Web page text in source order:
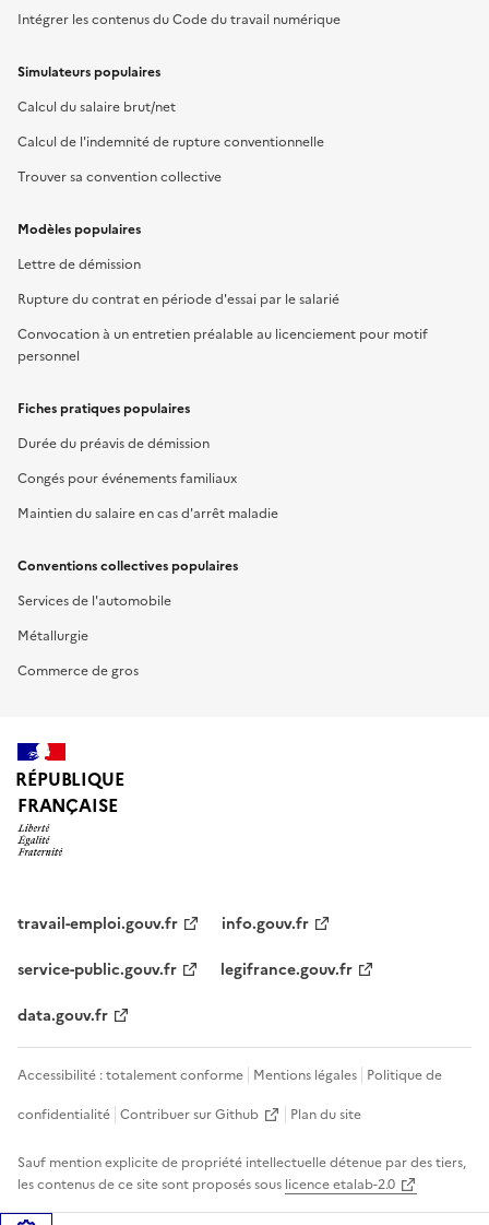
Intégrer les contenus du Code du travail numérique
Simulateurs populaires
Calcul du salaire brut/net
Calcul de l'indemnité de rupture conventionnelle
Trouver sa convention collective
Modèles populaires
Lettre de démission
Rupture du contrat en période d'essai par le salarié
Convocation à un entretien préalable au licenciement pour motif
personnel
Fiches pratiques populaires
Durée du préavis de démission
Congés pour événements familiaux
Maintien du salaire en cas d'arrêt maladie
Conventions collectives populaires
Services de l'automobile
Métallurgie
Commerce de gros
RÉPUBLIQUE
FRANÇAISE
travail-emploi.gouv.fr
info.gouv.fr
service-public.gouv.fr
legifrance.gouv.fr
data.gouv.fr
Accessibilité : totalement conforme Mentions légales Politique de
confidentialité Contribuer sur Github Plan du site
Sauf mention explicite de propriété intellectuelle détenue par des tiers,
les contenus de ce site sont proposés sous licence etalab-2.0